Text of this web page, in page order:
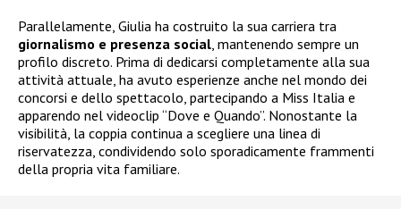
Parallelamente, Giulia ha costruito la sua carriera tra
giornalismo e presenza social , mantenendo sempre un
profilo discreto. Prima di dedicarsi completamente alla sua
attività attuale, ha avuto esperienze anche nel mondo dei
concorsi e dello spettacolo, partecipando a Miss Italia e
apparendo nel videoclip “Dove e Quando”. Nonostante la
visibilità, la coppia continua a scegliere una linea di
riservatezza, condividendo solo sporadicamente frammenti
della propria vita familiare.